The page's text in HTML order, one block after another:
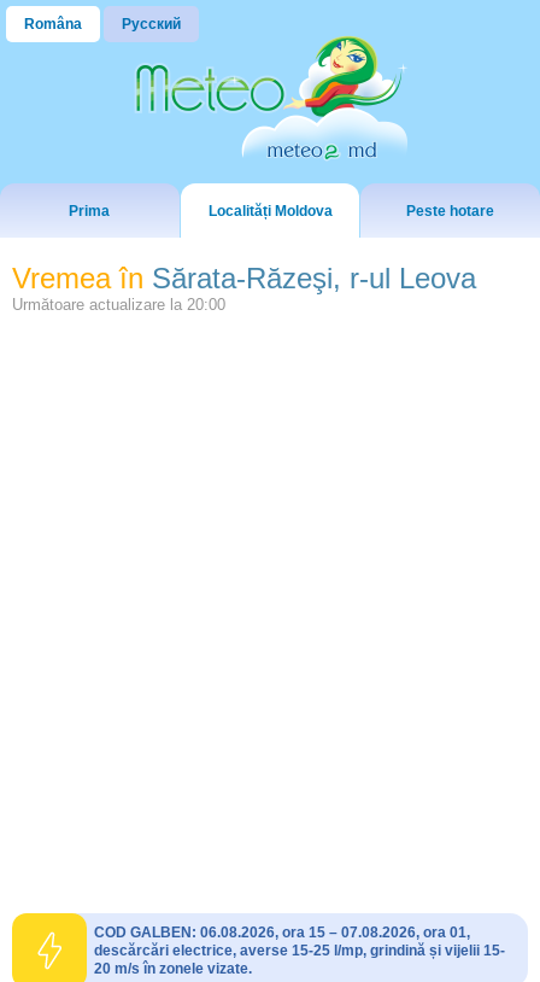
Româna Русский
Prima Localități Moldova Peste hotare
Vremea în Sărata-Răzeşi, r-ul Leova
Următoare actualizare la 20:00
COD GALBEN: 06.08.2026, ora 15 – 07.08.2026, ora 01,
descărcări electrice, averse 15-25 l/mp, grindină și vijelii 15-
20 m/s în zonele vizate.